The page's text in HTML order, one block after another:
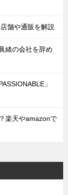
舗や通販を解説
緒の会社を辞め
」
楽天やamazonで